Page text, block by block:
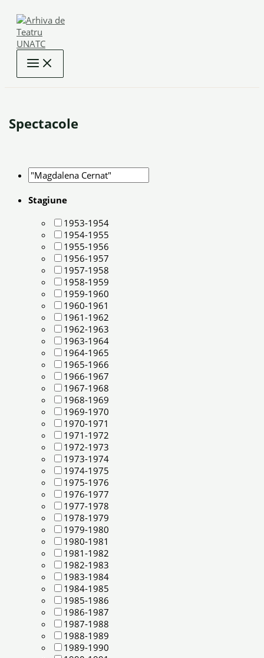
content
Spectacole
Stagiune
1953-1954
1954-1955
1955-1956
1956-1957
1957-1958
1958-1959
1959-1960
1960-1961
1961-1962
1962-1963
1963-1964
1964-1965
1965-1966
1966-1967
1967-1968
1968-1969
1969-1970
1970-1971
1971-1972
1972-1973
1973-1974
1974-1975
1975-1976
1976-1977
1977-1978
1978-1979
1979-1980
1980-1981
1981-1982
1982-1983
1983-1984
1984-1985
1985-1986
1986-1987
1987-1988
1988-1989
1989-1990